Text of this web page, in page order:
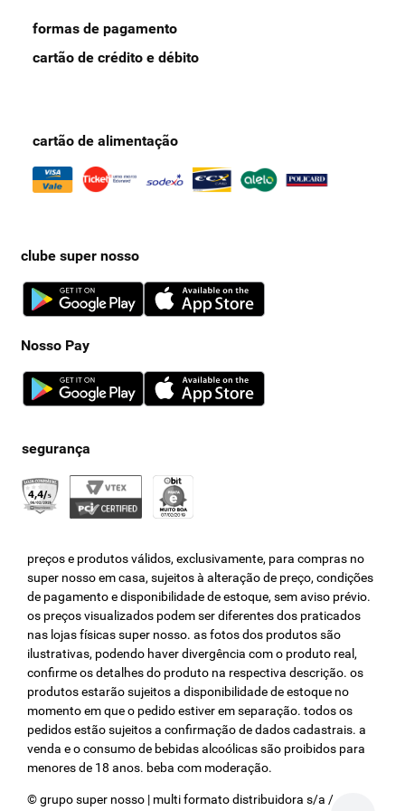
formas de pagamento
cartão de crédito e débito
cartão de alimentação
clube super nosso
Nosso Pay
preços e produtos válidos, exclusivamente, para compras no
super nosso em casa, sujeitos à alteração de preço, condições
de pagamento e disponibilidade de estoque, sem aviso prévio.
os preços visualizados podem ser diferentes dos praticados
nas lojas físicas super nosso. as fotos dos produtos são
ilustrativas, podendo haver divergência com o produto real,
confirme os detalhes do produto na respectiva descrição. os
produtos estarão sujeitos a disponibilidade de estoque no
momento em que o pedido estiver em separação. todos os
pedidos estão sujeitos a confirmação de dados cadastrais. a
venda e o consumo de bebidas alcoólicas são proibidos para
menores de 18 anos. beba com moderação.
© grupo super nosso | multi formato distribuidora s/a / cnpj: